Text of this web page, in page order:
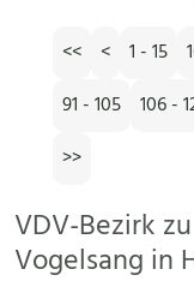
<<
< 1 - 15
91 - 105
106 -
>>
VDV-Bezirk
Vogelsang in